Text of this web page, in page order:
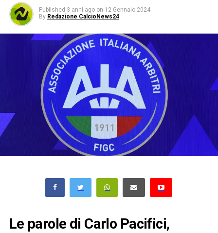
Published 3 anni ago on 12 Gennaio 2024
By Redazione CalcioNews24
Le parole di Carlo Pacifici,